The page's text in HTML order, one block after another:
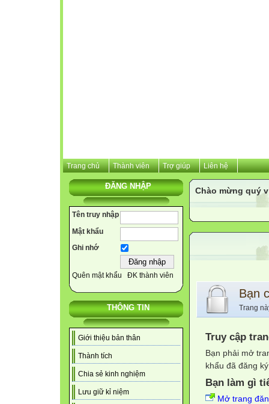
Trang chủ Thành viên Trợ giúp Liên hệ
ĐĂNG NHẬP
Tên truy nhập
Mật khẩu
Ghi nhớ
Quên mật khẩu ĐK thành viên
THÔNG TIN
Giới thiệu bản thân
Thành tích
Chia sẻ kinh nghiệm
Lưu giữ kỉ niệm
Chào mừng quý
Bạn
Trang
Truy cập
Bạn phải mở
khẩu đã đăng
Bạn làm gì
Mở trang